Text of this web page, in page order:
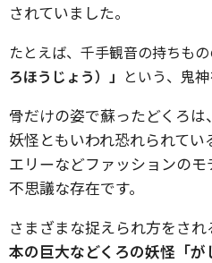
されていました。
たとえば、千手観音の持ちも
ろほうじょう）」 という、鬼
骨だけの姿で蘇ったどくろ
妖怪ともいわれ恐れられて
エリーなどファッションの
不思議な存在です。
さまざまな捉えられ方をさ
本の巨大などくろの妖怪「が